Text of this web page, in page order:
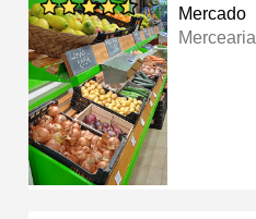
Mercado
Mercearia